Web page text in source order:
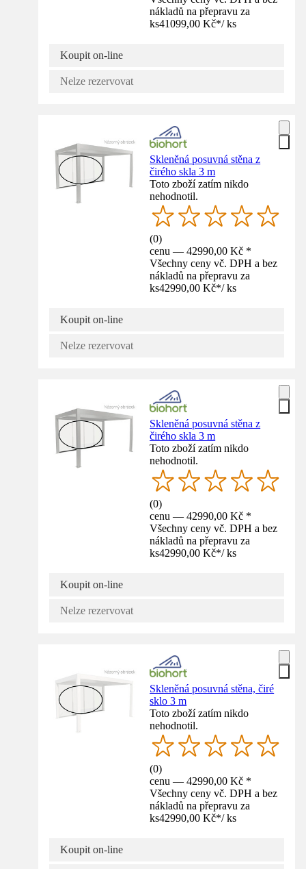
nákladů na přepravu za
ks41099,00 Kč*/ ks
Koupit on-line
Nelze rezervovat
Skleněná posuvná stěna z
čirého skla 3 m
Toto zboží zatím nikdo
nehodnotil.
(0)
cenu — 42990,00 Kč *
Všechny ceny vč. DPH a bez
nákladů na přepravu za
ks42990,00 Kč*/ ks
Koupit on-line
Nelze rezervovat
Skleněná posuvná stěna z
čirého skla 3 m
Toto zboží zatím nikdo
nehodnotil.
(0)
cenu — 42990,00 Kč *
Všechny ceny vč. DPH a bez
nákladů na přepravu za
ks42990,00 Kč*/ ks
Koupit on-line
Nelze rezervovat
Skleněná posuvná stěna, čiré
sklo 3 m
Toto zboží zatím nikdo
nehodnotil.
(0)
cenu — 42990,00 Kč *
Všechny ceny vč. DPH a bez
nákladů na přepravu za
ks42990,00 Kč*/ ks
Koupit on-line